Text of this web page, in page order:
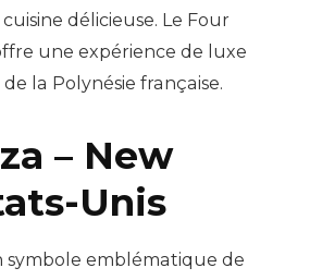
délicieuse. Le Four
une expérience de luxe
la Polynésie française.
– New
Unis
symbole emblématique de